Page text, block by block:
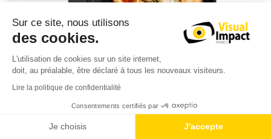
Sur ce site, nous utilisons
des cookies.
L'utilisation de cookies sur un site internet,
doit, au préalable, être déclaré à tous les nouveaux visiteurs.
Lire la politique de confidentialité
Consentements certifiés par
Je choisis J'accepte